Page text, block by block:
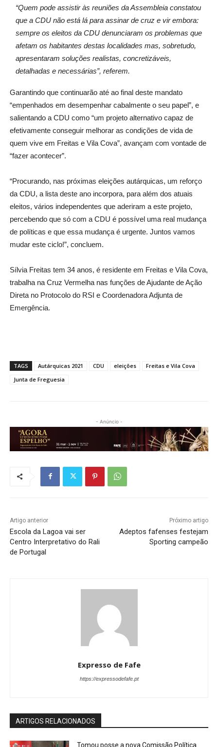
“Quem pode assistir às reuniões da Assembleia constatou
que a CDU não está lá para assinar de cruz e vir embora:
sempre os eleitos da CDU denunciaram os problemas que
afetam os habitantes destas localidades mas, sobretudo,
apresentaram soluções realistas, concretizáveis,
detalhadas e necessárias”, referem.
Garantindo que continuarão até ao final deste mandato
“empenhados em desempenhar cabalmente o seu papel”, e
salientando a CDU como “um projeto alternativo capaz de
efetivamente conseguir melhorar as condições de vida de
quem vive em Freitas e Vila Cova”, avançam com vontade de
“fazer acontecer”.
“Procurando, nas próximas eleições autárquicas, um reforço
da CDU, a lista deste ano incorpora, para além dos atuais
eleitos, vários independentes que aderiram a este projeto,
percebendo que só com a CDU é possível uma real mudança
de políticas e que essa mudança é urgente. Juntos vamos
mudar este ciclo!”, concluem.
Sílvia Freitas tem 34 anos, é residente em Freitas e Vila Cova,
trabalha na Cruz Vermelha nas funções de Ajudante de Ação
Direta no Protocolo do RSI e Coordenadora Adjunta de
Emergência.
TAGS Autárquicas 2021 CDU eleições
Freitas e Vila Cova
Junta de Freguesia
- Anúncio -
Artigo anterior
Escola da Lagoa vai ser
Centro Interpretativo do Rali
de Portugal
Próximo artigo
Adeptos fafenses festejam
Sporting campeão
Expresso de Fafe
https://expressodefafe.pt
ARTIGOS RELACIONADOS
Tomou posse a nova Comissão Política